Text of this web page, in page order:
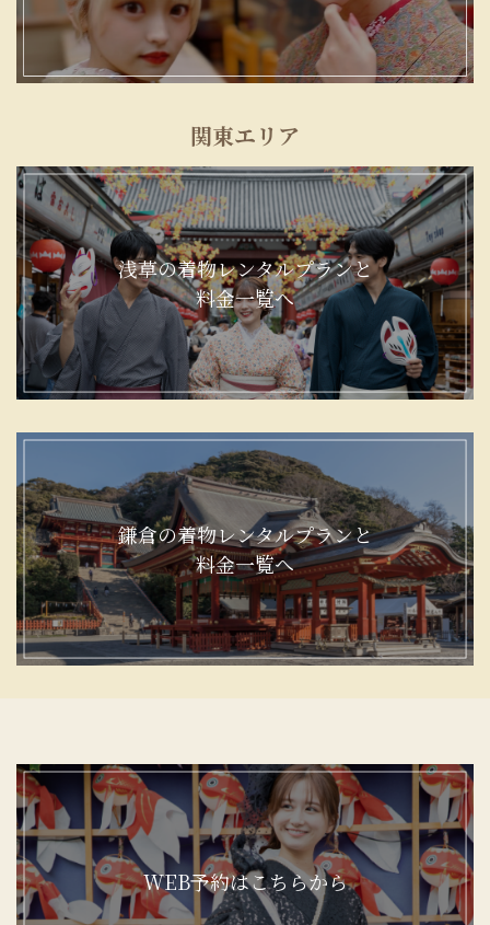
関東エリア
浅草の着物レンタルプランと
料金一覧へ
鎌倉の着物レンタルプランと
料金一覧へ
WEB予約はこちらから